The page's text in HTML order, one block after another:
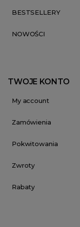
BESTSELLERY
NOWOŚCI
TWOJE KONTO
My account
Zamówienia
Pokwitowania
Zwroty
Rabaty